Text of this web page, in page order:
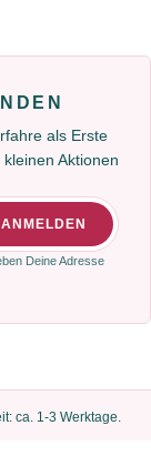
als Erste
Aktionen
ANMELDEN
Deine Adresse
ca. 1-3 Werktage.